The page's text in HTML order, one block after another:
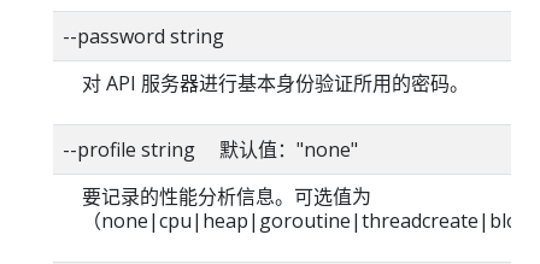
--password string
对 API 服务器进行基本身份验证所用的密码。
--profile string 默认值："none"
要记录的性能分析信息。可选值为
（